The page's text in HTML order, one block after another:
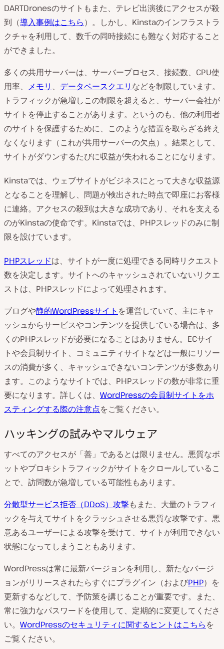
DARTDronesのサイトもまた、テレビ出演後にアクセスが殺
到（導入事例はこちら）。しかし、Kinstaのインフラストラ
クチャを利用して、数千の同時接続にも難なく対応すること
ができました。
多くの共用サーバーは、サーバープロセス、接続数、CPU使
用率、 メモリ 、 データベースクエリ などを制限しています。
トラフィックが急増しこの制限を超えると、サーバー会社が
サイトを停止することがあります。というのも、他の利用者
のサイトを保護するために、このような措置を取らざる終え
なくなります（これが共用サーバーの欠点）。結果として、
サイトがダウンするたびに収益が失われることになります。
Kinstaでは、ウェブサイトがビジネスにとって大きな収益源
となることを理解し、問題が検出された時点で即座にお客様
に連絡。アクセスの殺到は大きな成功であり、それを支える
のがKinstaの使命です。Kinstaでは、PHPスレッドのみに制
限を設けています。
PHPスレッドは、サイトが一度に処理できる同時リクエスト
数を決定します。サイトへのキャッシュされていないリクエ
ストは、PHPスレッドによって処理されます。
ブログや静的WordPressサイト を運営していて、主にキャ
ッシュからサービスやコンテンツを提供している場合は、多
くのPHPスレッドが必要になることはありません。ECサイ
トや会員制サイト、コミュニティサイトなどは一般にリソー
スの消費が多く、キャッシュできないコンテンツが多数あり
ます。このようなサイトでは、PHPスレッドの数が非常に重
要になります。詳しくは、 WordPressの会員制サイトをホ
スティングする際の注意点をご覧ください。
ハッキングの試みやマルウェア
すべてのアクセスが「善」であるとは限りません。悪質なボ
ットやプロキシトラフィックがサイトをクロールしているこ
とで、訪問数が急増している可能性もあります。
分散型サービス拒否（DDoS）攻撃もまた、大量のトラフィ
ックを与えてサイトをクラッシュさせる悪質な攻撃です。悪
意あるユーザーによる攻撃を受けて、サイトが利用できない
状態になってしまうこともあります。
WordPressは常に最新バージョンを利用し、新たなバージ
ョンがリリースされたらすぐにプラグイン （およびPHP）を
更新するなどして、予防策を講じることが重要です。また、
常に強力なパスワードを使用して、定期的に変更してくださ
い。 WordPressのセキュリティに関するヒントはこちらを
ご覧ください。